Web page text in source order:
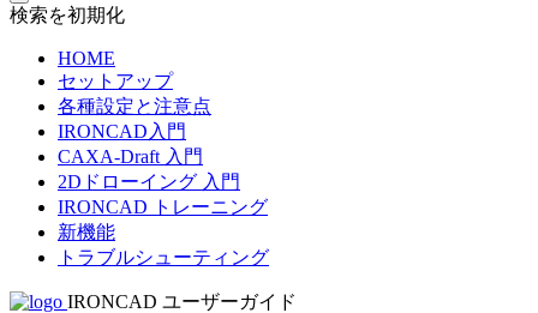
検索を初期化
HOME
セットアップ
各種設定と注意点
IRONCAD入門
CAXA-Draft 入門
2Dドローイング 入門
IRONCAD トレーニング
新機能
トラブルシューティング
IRONCAD ユーザーガイド